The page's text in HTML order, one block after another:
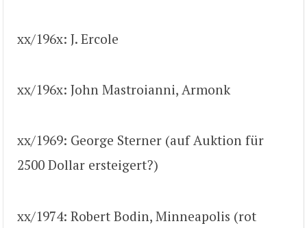
xx/196x: J. Ercole
xx/196x: John Mastroianni, Armonk
xx/1969: George Sterner (auf Auktion für
2500 Dollar ersteigert?)
xx/1974: Robert Bodin, Minneapolis (rot